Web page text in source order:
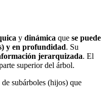
y dinámica que se puede
y en profundidad. Su
jerarquizada. El
superior del árbol.
subárboles (hijos) que